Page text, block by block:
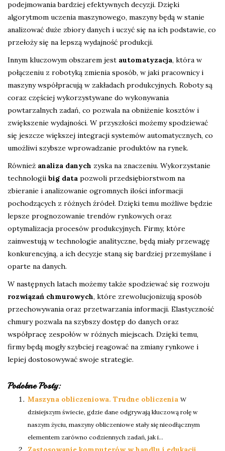
podejmowania bardziej efektywnych decyzji. Dzięki
algorytmom uczenia maszynowego, maszyny będą w stanie
analizować duże zbiory danych i uczyć się na ich podstawie, co
przełoży się na lepszą wydajność produkcji.
Innym kluczowym obszarem jest automatyzacja, która w
połączeniu z robotyką zmienia sposób, w jaki pracownicy i
maszyny współpracują w zakładach produkcyjnych. Roboty są
coraz częściej wykorzystywane do wykonywania
powtarzalnych zadań, co pozwala na obniżenie kosztów i
zwiększenie wydajności. W przyszłości możemy spodziewać
się jeszcze większej integracji systemów automatycznych, co
umożliwi szybsze wprowadzanie produktów na rynek.
Również analiza danych zyska na znaczeniu. Wykorzystanie
technologii big data pozwoli przedsiębiorstwom na
zbieranie i analizowanie ogromnych ilości informacji
pochodzących z różnych źródeł. Dzięki temu możliwe będzie
lepsze prognozowanie trendów rynkowych oraz
optymalizacja procesów produkcyjnych. Firmy, które
zainwestują w technologie analityczne, będą miały przewagę
konkurencyjną, a ich decyzje staną się bardziej przemyślane i
oparte na danych.
W następnych latach możemy także spodziewać się rozwoju
rozwiązań chmurowych, które zrewolucjonizują sposób
przechowywania oraz przetwarzania informacji. Elastyczność
chmury pozwala na szybszy dostęp do danych oraz
współpracę zespołów w różnych miejscach. Dzięki temu,
firmy będą mogły szybciej reagować na zmiany rynkowe i
lepiej dostosowywać swoje strategie.
Podobne Posty:
Maszyna obliczeniowa. Trudne obliczenia W
dzisiejszym świecie, gdzie dane odgrywają kluczową rolę w
naszym życiu, maszyny obliczeniowe stały się nieodłącznym
elementem zarówno codziennych zadań, jak i...